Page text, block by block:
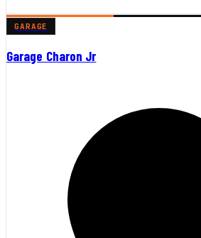
GARAGE
Garage Charon Jr